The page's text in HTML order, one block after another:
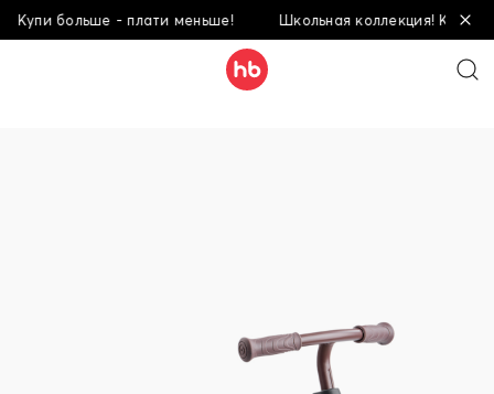
больше - плати меньше! Школьная коллекция! Купи